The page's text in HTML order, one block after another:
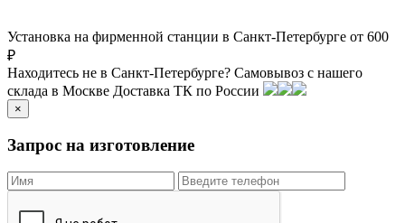
Установка на фирменной станции в Санкт-Петербурге от 600
₽
Находитесь не в Санкт-Петербурге? Самовывоз с нашего
склада в Москве Доставка ТК по России
×
Запрос на изготовление